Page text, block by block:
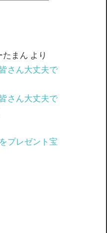
たまん より
さん大丈夫で
さん大丈夫で
プレゼント宝